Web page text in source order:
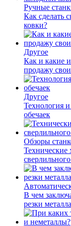
Ручные
Как сделать
ковки?
Другое
Как и какие
продажу
Другое
Технология
обечаек
Обзоры
Технические
В чем
резки